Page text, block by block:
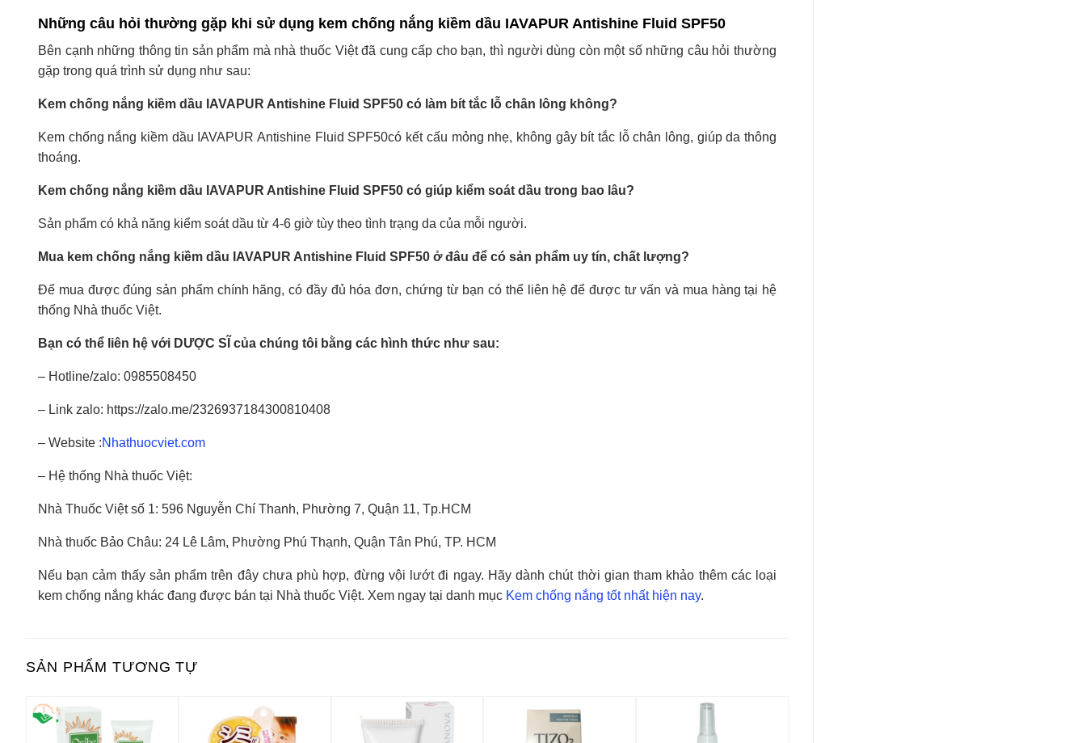
Những câu hỏi thường gặp khi sử dụng kem chống nắng kiềm dầu IAVAPUR Antishine Fluid SPF50
Bên cạnh những thông tin sản phẩm mà nhà thuốc Việt đã cung cấp cho bạn, thì người dùng còn một số những câu hỏi thường
gặp trong quá trình sử dụng như sau:
Kem chống nắng kiềm dầu IAVAPUR Antishine Fluid SPF50 có làm bít tắc lỗ chân lông không?
Kem chống nắng kiềm dầu IAVAPUR Antishine Fluid SPF50có kết cấu mỏng nhẹ, không gây bít tắc lỗ chân lông, giúp da thông
thoáng.
Kem chống nắng kiềm dầu IAVAPUR Antishine Fluid SPF50 có giúp kiểm soát dầu trong bao lâu?
Sản phẩm có khả năng kiểm soát dầu từ 4-6 giờ tùy theo tình trạng da của mỗi người.
Mua kem chống nắng kiềm dầu IAVAPUR Antishine Fluid SPF50 ở đâu để có sản phẩm uy tín, chất lượng?
Để mua được đúng sản phẩm chính hãng, có đầy đủ hóa đơn, chứng từ bạn có thể liên hệ để được tư vấn và mua hàng tại hệ
thống Nhà thuốc Việt.
Bạn có thể liên hệ với DƯỢC SĨ của chúng tôi bằng các hình thức như sau:
– Hotline/zalo: 0985508450
– Link zalo: https://zalo.me/2326937184300810408
– Website :Nhathuocviet.com
– Hệ thống Nhà thuốc Việt:
Nhà Thuốc Việt số 1: 596 Nguyễn Chí Thanh, Phường 7, Quận 11, Tp.HCM
Nhà thuốc Bảo Châu: 24 Lê Lâm, Phường Phú Thạnh, Quận Tân Phú, TP. HCM
Nếu bạn cảm thấy sản phẩm trên đây chưa phù hợp, đừng vội lướt đi ngay. Hãy dành chút thời gian tham khảo thêm các loại
kem chống nắng khác đang được bán tại Nhà thuốc Việt. Xem ngay tại danh mục Kem chống nắng tốt nhất hiện nay.
SẢN PHẨM TƯƠNG TỰ